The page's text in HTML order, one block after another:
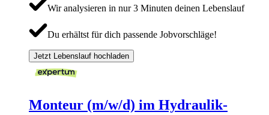
Wir analysieren in nur 3 Minuten deinen Lebenslauf
Du erhältst für dich passende Jobvorschläge!
Jetzt Lebenslauf hochladen
Monteur (m/w/d) im Hydraulik-